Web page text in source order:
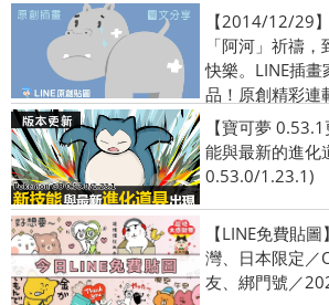
【2014/12/29
「阿河」祈禱，
快樂。LINE插
品！原創精彩連
【寶可夢
能與最新的進化
0.53.0/1.23.1)
【LINE免費貼
灣、日本限定／
友、綁門號／